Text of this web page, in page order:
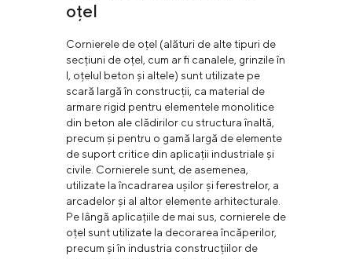
oțel
Cornierele de oțel (alături de alte tipuri de
secțiuni de oțel, cum ar fi canalele, grinzile în
I, oțelul beton și altele) sunt utilizate pe
scară largă în construcții, ca material de
armare rigid pentru elementele monolitice
din beton ale clădirilor cu structura înaltă,
precum și pentru o gamă largă de elemente
de suport critice din aplicații industriale și
civile. Cornierele sunt, de asemenea,
utilizate la încadrarea ușilor și ferestrelor, a
arcadelor și al altor elemente arhitecturale.
Pe lângă aplicațiile de mai sus, cornierele de
oțel sunt utilizate la decorarea încăperilor,
precum și în industria construcțiilor de